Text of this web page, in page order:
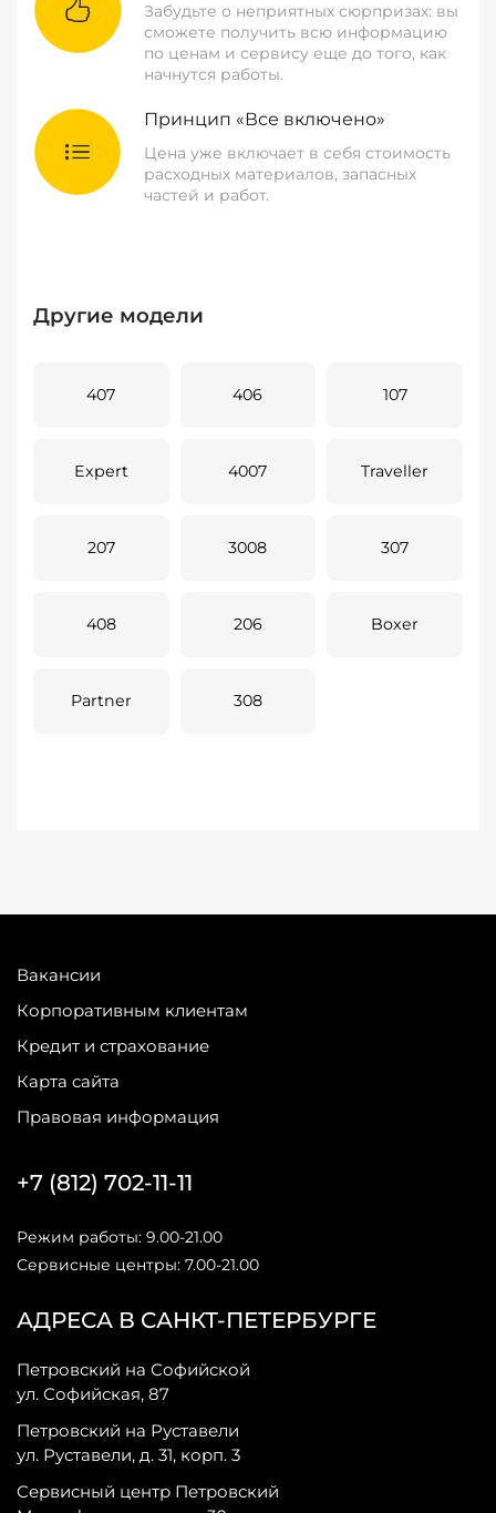
Забудьте о неприятных сюрпризах: вы
сможете получить всю информацию
по ценам и сервису еще до того, как
начнутся работы.
Принцип «Все включено»
Цена уже включает в себя стоимость
расходных материалов, запасных
частей и работ.
Другие модели
407 406 107
Expert 4007 Traveller
207 3008 307
408 206 Boxer
Partner 308
Вакансии
Корпоративным клиентам
Кредит и страхование
Карта сайта
Правовая информация
АДРЕСА В САНКТ-ПЕТЕРБУРГЕ
Петровский на Софийской
ул. Софийская, 87
Петровский на Руставели
ул. Руставели, д. 31, корп. 3
Сервисный центр Петровский
+7 (812) 702-11-11
Режим работы: 9.00-21.00
Сервисные центры: 7.00-21.00